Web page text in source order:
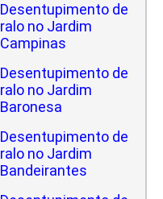
Desentupimento de
ralo no Jardim
Campinas
Desentupimento de
ralo no Jardim
Baronesa
Desentupimento de
ralo no Jardim
Bandeirantes